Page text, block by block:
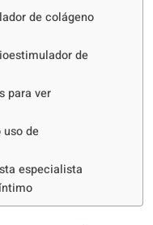
de colágeno
de
para ver
de
especialista